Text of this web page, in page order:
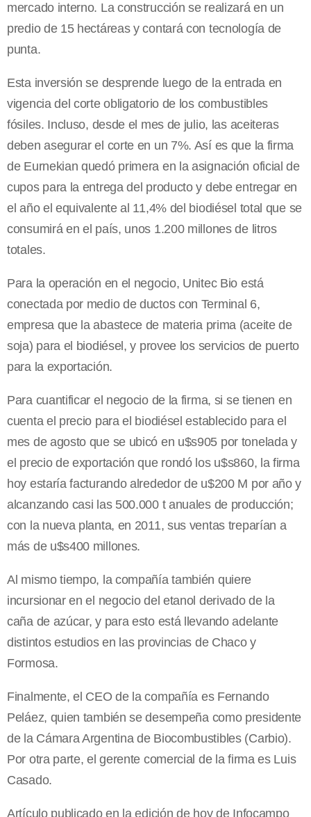
mercado interno. La construcción se realizará en un
predio de 15 hectáreas y contará con tecnología de
punta.
Esta inversión se desprende luego de la entrada en
vigencia del corte obligatorio de los combustibles
fósiles. Incluso, desde el mes de julio, las aceiteras
deben asegurar el corte en un 7%. Así es que la firma
de Eurnekian quedó primera en la asignación oficial de
cupos para la entrega del producto y debe entregar en
el año el equivalente al 11,4% del biodiésel total que se
consumirá en el país, unos 1.200 millones de litros
totales.
Para la operación en el negocio, Unitec Bio está
conectada por medio de ductos con Terminal 6,
empresa que la abastece de materia prima (aceite de
soja) para el biodiésel, y provee los servicios de puerto
para la exportación.
Para cuantificar el negocio de la firma, si se tienen en
cuenta el precio para el biodiésel establecido para el
mes de agosto que se ubicó en u$s905 por tonelada y
el precio de exportación que rondó los u$s860, la firma
hoy estaría facturando alrededor de u$200 M por año y
alcanzando casi las 500.000 t anuales de producción;
con la nueva planta, en 2011, sus ventas treparían a
más de u$s400 millones.
Al mismo tiempo, la compañía también quiere
incursionar en el negocio del etanol derivado de la
caña de azúcar, y para esto está llevando adelante
distintos estudios en las provincias de Chaco y
Formosa.
Finalmente, el CEO de la compañía es Fernando
Peláez, quien también se desempeña como presidente
de la Cámara Argentina de Biocombustibles (Carbio).
Por otra parte, el gerente comercial de la firma es Luis
Casado.
Artículo publicado en la edición de hoy de Infocampo